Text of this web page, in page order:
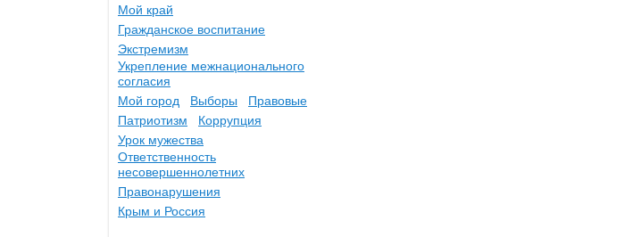
Мой край
Гражданское воспитание
Экстремизм
Укрепление межнационального
согласия
Мой город
Выборы
Правовые
Патриотизм
Коррупция
Урок мужества
Ответственность
несовершеннолетних
Правонарушения
Крым и Россия